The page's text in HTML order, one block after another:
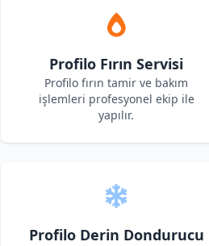
Profilo Fırın Servisi
Profilo fırın tamir ve bakım
işlemleri profesyonel ekip ile
yapılır.
Profilo Derin Dondurucu